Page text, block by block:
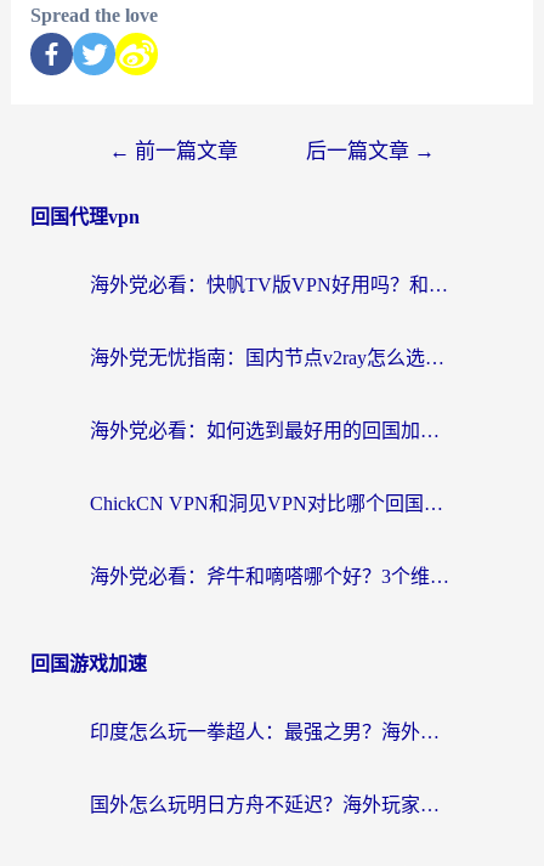
Spread the love
← 前一篇文章 后一篇文章 →
回国代理vpn
海外党必看：快帆TV版VPN好用吗？和快游VPN对比哪个回国效果更好？附实用避坑指南
海外党无忧指南：国内节点v2ray怎么选？一键回国VPN+多场景实测帮你避坑
海外党必看：如何选到最好用的回国加速器？从节点到售后的全维度指南
ChickCN VPN和洞见VPN对比哪个回国效果更好？海外党亲测3款加速器+避坑指南
海外党必看：斧牛和嘀嗒哪个好？3个维度教你选对回国加速器
回国游戏加速
印度怎么玩一拳超人：最强之男？海外党国服游戏加速避坑指南
国外怎么玩明日方舟不延迟？海外玩家国服游戏加速终极指南（附DNF梦幻诛仙解决方案）